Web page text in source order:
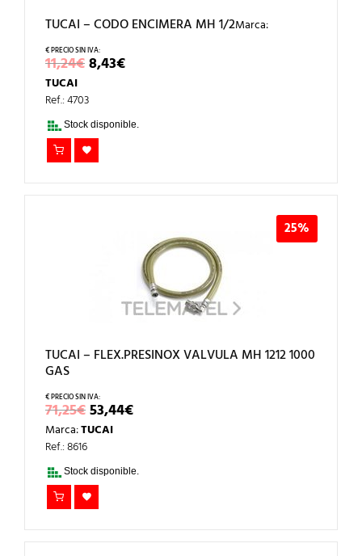
TUCAI – CODO ENCIMERA MH 1/2
11,24€EL
PRECIO
ERA:
11,24€.
8,43€EL
PRECIO
8,43€.
Marca:
TUCAI
Ref.: 4703
Stock disponible.
25%
TUCAI – FLEX.PRESINOX VALVULA MH 1212 1000
GAS
71,25€EL
PRECIO
ORIGINAL
71,25€.
53,44€EL
PRECIO
Marca:TUCAI
Ref.: 8616
Stock disponible.